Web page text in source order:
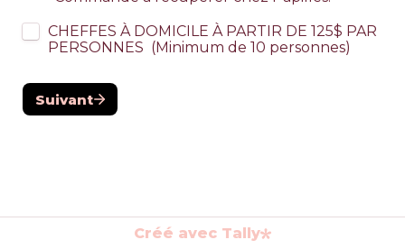
CHEFFES À DOMICILE À PARTIR DE 125$ PAR
PERSONNES  (Minimum de 10 personnes)
Suivant
Créé avec Tally